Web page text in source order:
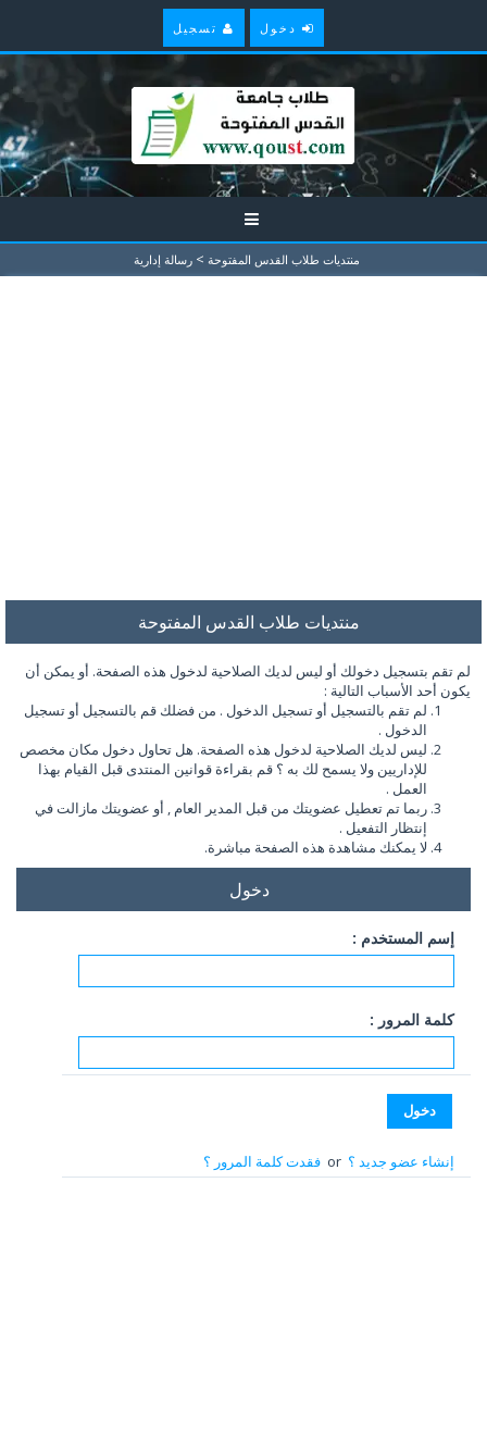
دخول تسجيل
منتديات طلاب القدس المفتوحة > رسالة إدارية
منتديات طلاب القدس المفتوحة
لم تقم بتسجيل دخولك أو ليس لديك الصلاحية لدخول هذه الصفحة. أو يمكن أن
يكون أحد الأسباب التالية :
لم تقم بالتسجيل أو تسجيل الدخول . من فضلك قم بالتسجيل أو تسجيل
الدخول .
ليس لديك الصلاحية لدخول هذه الصفحة. هل تحاول دخول مكان مخصص
للإداريين ولا يسمح لك به ؟ قم بقراءة قوانين المنتدى قبل القيام بهذا
العمل .
ربما تم تعطيل عضويتك من قبل المدير العام , أو عضويتك مازالت في
إنتظار التفعيل .
لا يمكنك مشاهدة هذه الصفحة مباشرة.
دخول
إسم المستخدم :
كلمة المرور :
إنشاء عضو جديد ؟or فقدت كلمة المرور ؟